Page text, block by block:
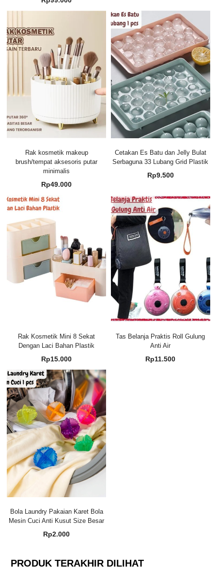
Rak kosmetik makeup
brush/tempat aksesoris putar
minimalis
Rp49.000
Cetakan Es Batu dan Jelly Bulat
Serbaguna 33 Lubang Grid Plastik
Rp9.500
Rak Kosmetik Mini 8 Sekat
Dengan Laci Bahan Plastik
Rp15.000
Tas Belanja Praktis Roll Gulung
Anti Air
Rp11.500
Bola Laundry Pakaian Karet Bola
Mesin Cuci Anti Kusut Size Besar
Rp2.000
PRODUK TERAKHIR DILIHAT